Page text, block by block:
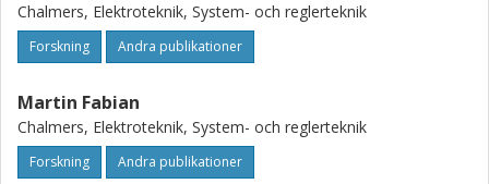
Chalmers, Elektroteknik, System- och reglerteknik
Forskning Andra publikationer
Martin Fabian
Chalmers, Elektroteknik, System- och reglerteknik
Forskning Andra publikationer